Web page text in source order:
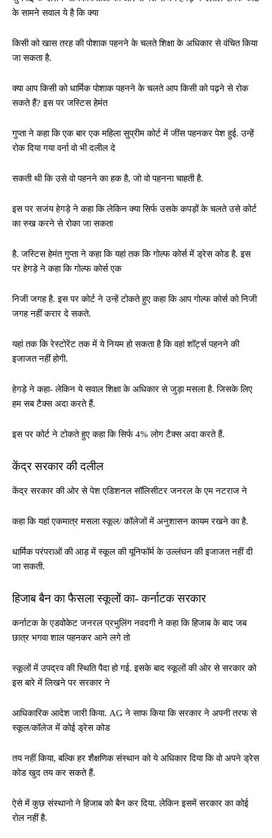
के सामने सवाल ये है कि क्या
किसी को खास तरह की पोशाक पहनने के चलते शिक्षा के अधिकार से वंचित किया
जा सकता है.
क्या आप किसी को धार्मिक पोशाक पहनने के चलते आप किसी को पढ़ने से रोक
सकते हैं? इस पर जस्टिस हेमंत
गुप्ता ने कहा कि एक बार एक महिला सुप्रीम कोर्ट में जींस पहनकर पेश हुई. उन्हें
रोक दिया गया वर्ना वो भी दलील दे
सकती थी कि उसे वो पहनने का हक है, जो वो पहनना चाहती है.
इस पर सजंय हेगड़े ने कहा कि लेकिन क्या सिर्फ उसके कपड़ों के चलते उसे कोर्ट
का रुख करने से रोका जा सकता
है. जस्टिस हेमंत गुप्ता ने कहा कि यहां तक कि गोल्फ कोर्स में ड्रेस कोड है. इस
पर हेगड़े ने कहा कि गोल्फ कोर्स एक
निजी जगह है. इस पर कोर्ट ने उन्हें टोकते हुए कहा कि आप गोल्फ कोर्स को निजी
जगह नहीं करार दे सकते.
यहां तक कि रेस्टोरेंट तक में ये नियम हो सकता है कि वहां शॉर्ट्स पहनने की
इजाजत नहीं होगी.
हेगड़े ने कहा- लेकिन ये सवाल शिक्षा के अधिकार से जुड़ा मसला है. जिसके लिए
हम सब टैक्स अदा करते हैं.
इस पर कोर्ट ने टोकते हुए कहा कि सिर्फ 4% लोग टैक्स अदा करते हैं.
केंद्र सरकार की दलील
केंद्र सरकार की ओर से पेश एडिशनल सॉलिसीटर जनरल के एम नटराज ने
कहा कि यहां एकमात्र मसला स्कूल/ कॉलेजों में अनुशासन कायम रखने का है.
धार्मिक परंपराओं की आड़ में स्कूल की यूनिफॉर्म के उल्लंघन की इजाजत नहीं दी
जा सकती.
हिजाब बैन का फैसला स्कूलों का- कर्नाटक सरकार
कर्नाटक के एडवोकेट जनरल प्रभुलिंग नवदगी ने कहा कि हिजाब के बाद जब
छात्र भगवा शाल पहनकर आने लगे तो
स्कूलों में उपद्रव की स्थिति पैदा हो गई. इसके बाद स्कूलों की ओर से सरकार को
इस बारे में लिखने पर सरकार ने
आधिकारिक आदेश जारी किया. AG ने साफ किया कि सरकार ने अपनी तरफ से
स्कूल/कॉलेज में कोई ड्रेस कोड
तय नहीं किया, बल्कि हर शैक्षणिक संस्थान को ये अधिकार दिया कि वो अपने ड्रेस
कोड खुद तय कर सकते हैं.
ऐसे में कुछ संस्थानो ने हिजाब को बैन कर दिया. लेकिन इसमें सरकार का कोई
रोल नहीं है.